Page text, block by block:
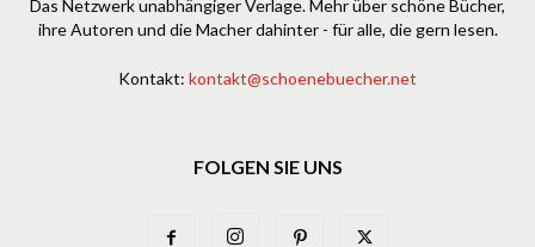
Das Netzwerk unabhängiger Verlage. Mehr über schöne Bücher,
ihre Autoren und die Macher dahinter - für alle, die gern lesen.
Kontakt: kontakt@schoenebuecher.net
FOLGEN SIE UNS